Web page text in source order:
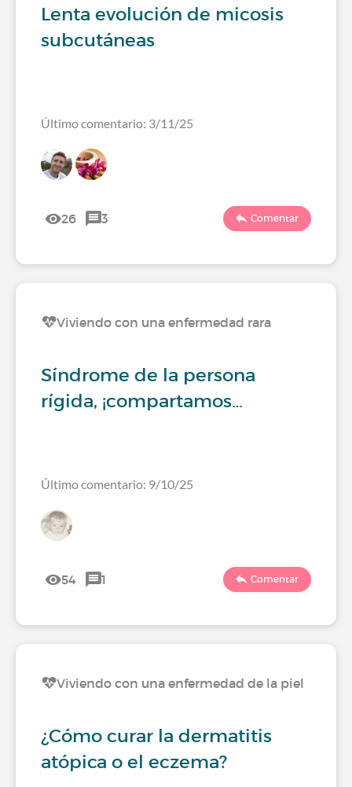
Lenta evolución de micosis
subcutáneas
Último comentario: 3/11/25
26 3 Comentar
Viviendo con una enfermedad rara
Síndrome de la persona
rígida, ¡compartamos…
Último comentario: 9/10/25
54 1 Comentar
Viviendo con una enfermedad de la piel
¿Cómo curar la dermatitis
atópica o el eczema?